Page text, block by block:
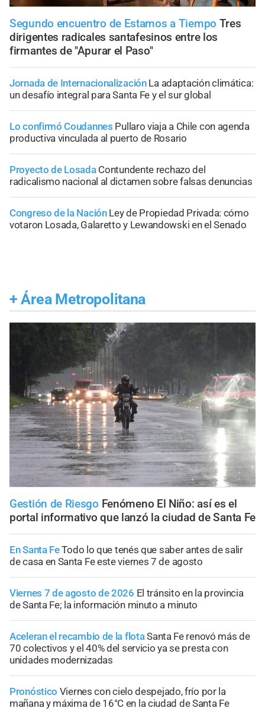
Segundo encuentro de Estamos a Tiempo Tres
dirigentes radicales santafesinos entre los
firmantes de "Apurar el Paso"
Jornada de Internacionalización La adaptación climática:
un desafío integral para Santa Fe y el sur global
Lo confirmó Coudannes Pullaro viaja a Chile con agenda
productiva vinculada al puerto de Rosario
Proyecto de Losada Contundente rechazo del
radicalismo nacional al dictamen sobre falsas denuncias
Congreso de la Nación Ley de Propiedad Privada: cómo
votaron Losada, Galaretto y Lewandowski en el Senado
+ Área Metropolitana
Gestión de Riesgo Fenómeno El Niño: así es el
portal informativo que lanzó la ciudad de Santa Fe
En Santa FeTodo lo que tenés que saber antes de salir
de casa en Santa Fe este viernes 7 de agosto
Viernes 7 de agosto de 2026 El tránsito en la provincia
de Santa Fe; la información minuto a minuto
Aceleran el recambio de la flotaSanta Fe renovó más de
70 colectivos y el 40% del servicio ya se presta con
unidades modernizadas
Pronóstico Viernes con cielo despejado, frío por la
mañana y máxima de 16°C en la ciudad de Santa Fe